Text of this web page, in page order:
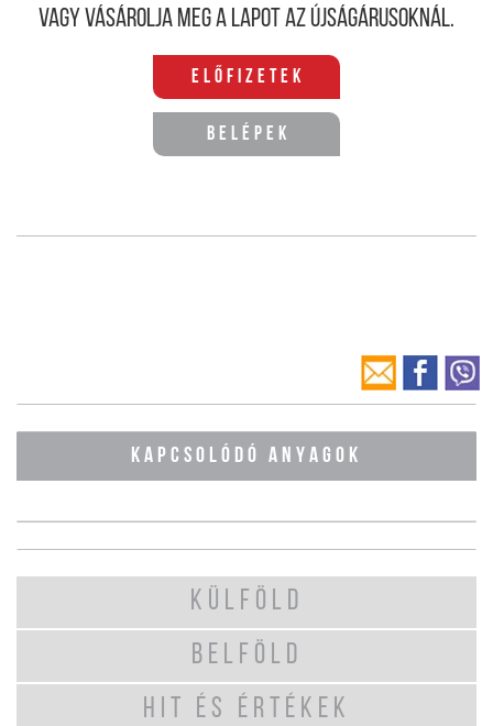
Vagy vásárolja meg a lapot az újságárusoknál.
Előfizetek
Belépek
KAPCSOLÓDÓ ANYAGOK
KÜLFÖLD
BELFÖLD
HIT ÉS ÉRTÉKEK